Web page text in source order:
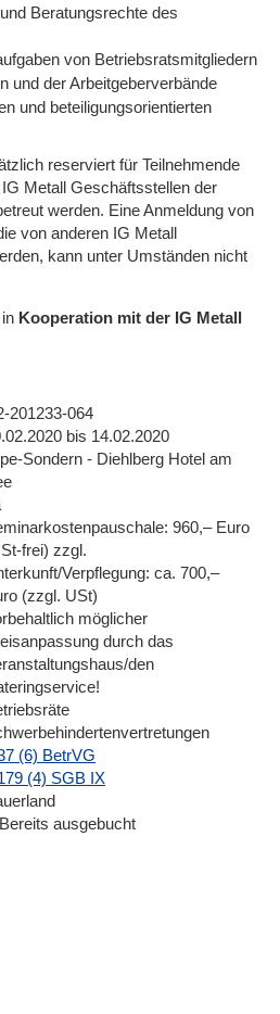
Beratungsrechte des
von Betriebsratsmitgliedern
und der Arbeitgeberverbände
und beteiligungsorientierten
reserviert für Teilnehmende
Metall Geschäftsstellen der
werden. Eine Anmeldung von
von anderen IG Metall
kann unter Umständen nicht
in Kooperation mit der IG Metall
201233-064
bis 14.02.2020
Sondern - Diehlberg Hotel am
960,– Euro
frei) zzgl.
Verpflegung: ca. 700,–
(zzgl. USt)
möglicher
durch das
den
(6) BetrVG
(4) SGB IX
Bereits ausgebucht